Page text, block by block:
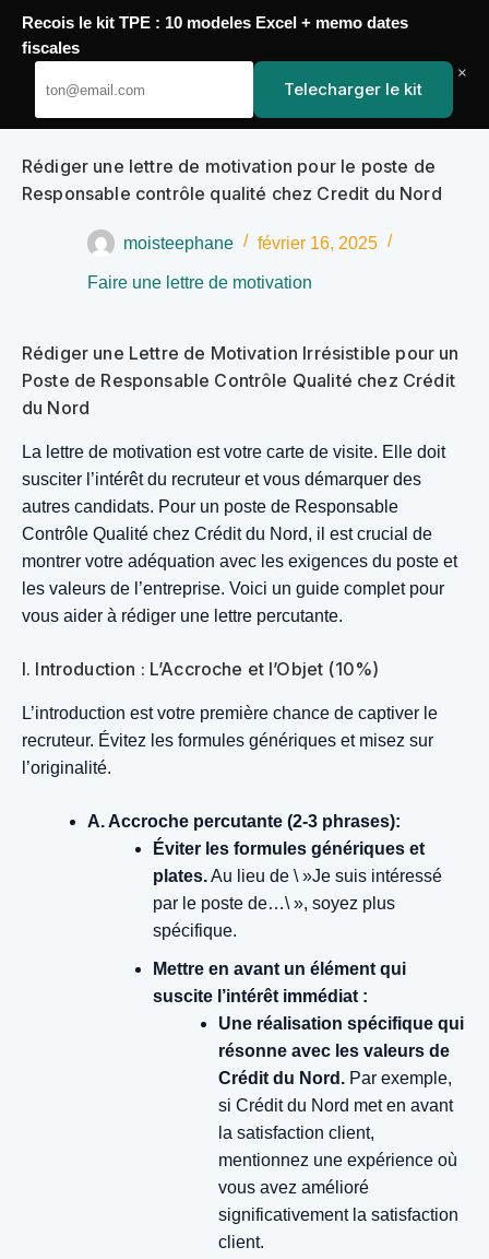
Passer
au
contenu
YoupiJobs
Rédiger une lettre de motivation pour le poste de
Responsable contrôle qualité chez Credit du Nord
moisteephane février 16, 2025
Faire une lettre de motivation
Rédiger une Lettre de Motivation Irrésistible pour un
Poste de Responsable Contrôle Qualité chez Crédit
du Nord
La lettre de motivation est votre carte de visite. Elle doit
susciter l’intérêt du recruteur et vous démarquer des
autres candidats. Pour un poste de Responsable
Contrôle Qualité chez Crédit du Nord, il est crucial de
montrer votre adéquation avec les exigences du poste et
les valeurs de l’entreprise. Voici un guide complet pour
vous aider à rédiger une lettre percutante.
I. Introduction : L’Accroche et l’Objet (10%)
L’introduction est votre première chance de captiver le
recruteur. Évitez les formules génériques et misez sur
l’originalité.
A. Accroche percutante (2-3 phrases):
Éviter les formules génériques et
plates.Au lieu de \ »Je suis intéressé
par le poste de…\ », soyez plus
spécifique.
Mettre en avant un élément qui
suscite l’intérêt immédiat :
Une réalisation spécifique qui
résonne avec les valeurs de
Crédit du Nord. Par exemple,
si Crédit du Nord met en avant
la satisfaction client,
mentionnez une expérience où
vous avez amélioré
significativement la satisfaction
client.
Recois le kit TPE : 10 modeles Excel + memo dates
fiscales
Telecharger le kit
×